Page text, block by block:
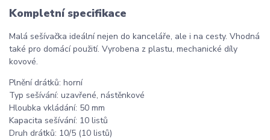
Kompletní specifikace
Malá sešívačka ideální nejen do kanceláře, ale i na cesty. Vhodná
také pro domácí použití. Vyrobena z plastu, mechanické díly
kovové.
Plnění drátků: horní
Typ sešívání: uzavřené, nástěnkové
Hloubka vkládání: 50 mm
Kapacita sešívání: 10 listů
Druh drátků: 10/5 (10 listů)